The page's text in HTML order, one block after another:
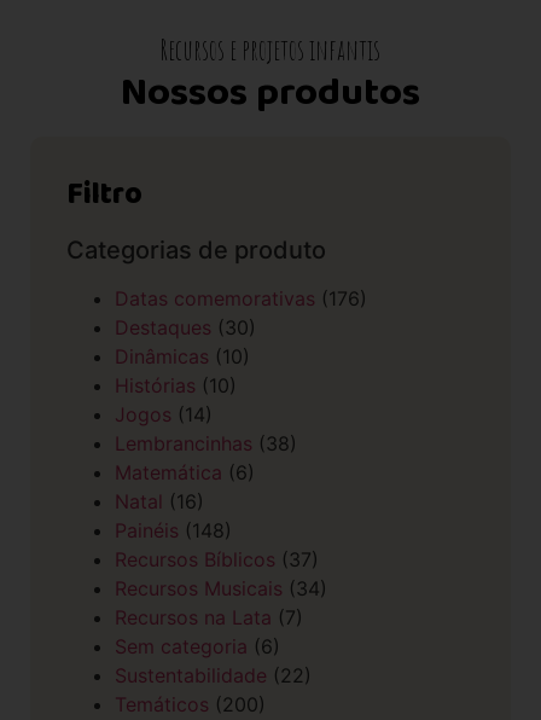
Recursos e projetos infantis
Nossos produtos
Filtro
Categorias de produto
Datas comemorativas (176)
Destaques (30)
Dinâmicas (10)
Histórias (10)
Jogos (14)
Lembrancinhas (38)
Matemática (6)
Natal (16)
Painéis (148)
Recursos Bíblicos (37)
Recursos Musicais (34)
Recursos na Lata (7)
Sem categoria (6)
Sustentabilidade (22)
Temáticos (200)